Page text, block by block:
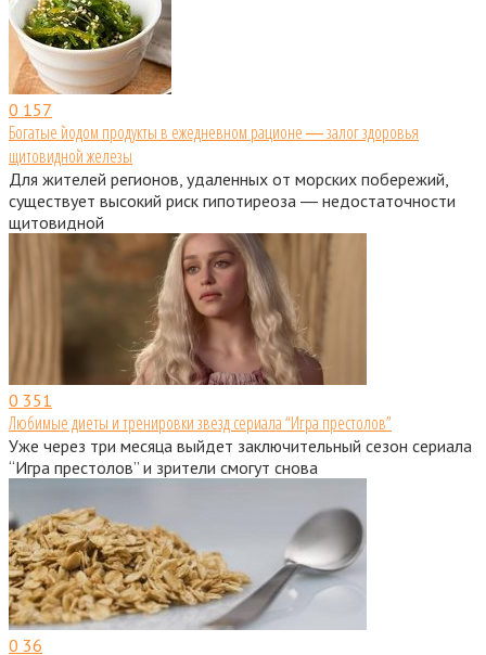
0 157
Богатые йодом продукты в ежедневном рационе ― залог здоровья
щитовидной железы
Для жителей регионов, удаленных от морских побережий,
существует высокий риск гипотиреоза ― недостаточности
щитовидной
0 351
Любимые диеты и тренировки звезд сериала “Игра престолов”
Уже через три месяца выйдет заключительный сезон сериала
“Игра престолов” и зрители смогут снова
0 36